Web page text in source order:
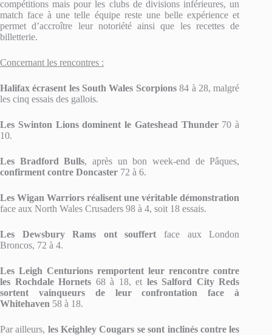
compétitions mais pour les clubs de divisions inférieures, un
match face à une telle équipe reste une belle expérience et
permet d’accroître leur notoriété ainsi que les recettes de
billetterie.
Concernant les rencontres :
Halifax écrasent les South Wales Scorpions84 à 28, malgré
les cinq essais des gallois.
Les Swinton Lions dominent le Gateshead Thunder70 à
10.
Les Bradford Bulls, après un bon week-end de Pâques,
confirment contre Doncaster 72 à 6.
Les Wigan Warriors réalisent une véritable démonstration
face aux North Wales Crusaders 98 à 4, soit 18 essais.
Les Dewsbury Rams ont souffert face aux London
Broncos, 72 à 4.
Les Leigh Centurions remportent leur rencontre contre
les Rochdale Hornets 68 à 18, et les Salford City Reds
sortent vainqueurs de leur confrontation face à
Whitehaven 58 à 18.
Par ailleurs, les Keighley Cougars se sont inclinés contre les